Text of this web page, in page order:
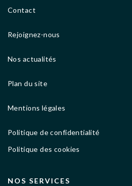
Contact
Rejoignez-nous
Nos actualités
Plan du site
Mentions légales
Politique de confidentialité
Politique des cookies
NOS SERVICES